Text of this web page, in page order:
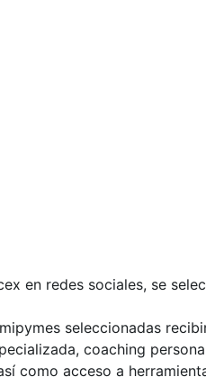
en redes sociales, se
seleccionadas
coaching
como acceso a